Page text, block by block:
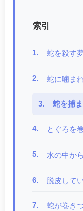
索引
1. 蛇を殺す
2. 蛇に噛ま
3. 蛇を捕
4. とぐろを
5. 水の中か
6. 脱皮して
7. 蛇が巻き